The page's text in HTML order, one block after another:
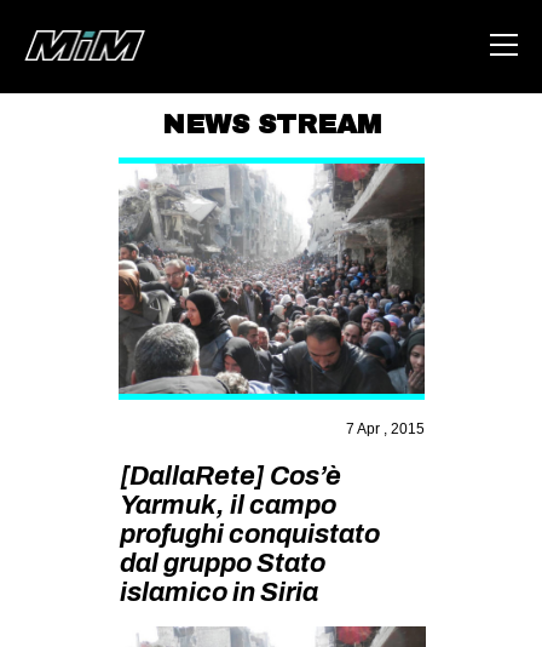
ABOUT
AREA
DEGENERAZIONE
GAZA FREESTYLE
CSOA LAMBRETTA
STUDENTI TSUNAMI
ZAM
MILANO
MOBILITAZIONI
SPAZI
NEWS STREAM
7 Apr , 2015
[DallaRete] Cos’è
Yarmuk, il campo
profughi conquistato
dal gruppo Stato
islamico in Siria